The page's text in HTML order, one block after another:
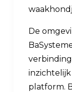
De
platform.